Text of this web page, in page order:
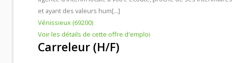
et ayant des valeurs hum[...]
Vénissieux (69200)
Voir les détails de cette offre d'emploi
Carreleur (H/F)